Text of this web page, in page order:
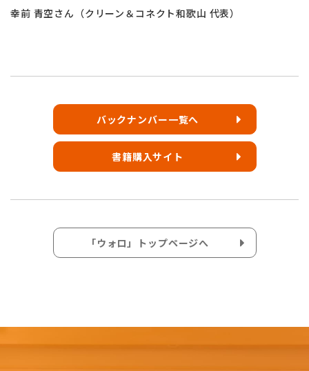
幸前 青空さん（クリーン＆コネクト和歌山 代表）
バックナンバー一覧へ
書籍購入サイト
「ウォロ」トップページへ